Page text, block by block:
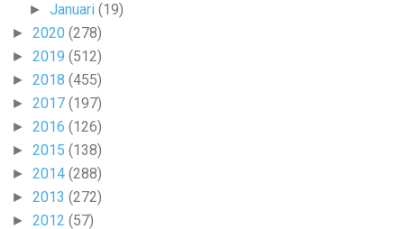
►Januari(19)
► 2020 (278)
► 2019 (512)
► 2018 (455)
► 2017 (197)
► 2016 (126)
► 2015 (138)
► 2014 (288)
► 2013 (272)
► 2012 (57)